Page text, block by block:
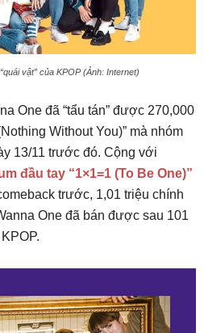
vật” của KPOP (Ảnh: Internet)
One đã “tẩu tán” được 270,000
Without You)” mà nhóm
13/11 trước đó. Cộng với
đầu tay “1×1=1 (To Be One)”
trước, 1,01 triệu chính
One đã bán được sau 101